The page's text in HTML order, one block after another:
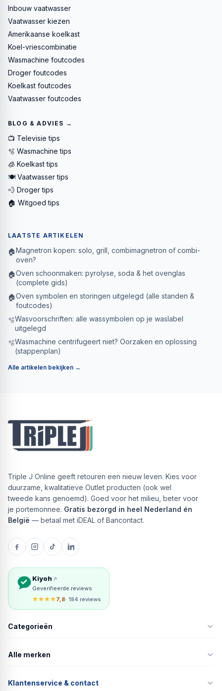
Inbouw vaatwasser
Vaatwasser kiezen
Amerikaanse koelkast
Koel-vriescombinatie
Wasmachine foutcodes
Droger foutcodes
Koelkast foutcodes
Vaatwasser foutcodes
BLOG & ADVIES →
📺 Televisie tips
🫧 Wasmachine tips
🧊 Koelkast tips
🍽️ Vaatwasser tips
💨 Droger tips
🏠 Witgoed tips
LAATSTE ARTIKELEN
🏠Magnetron kopen: solo, grill, combimagnetron of combi-
oven?
🏠Oven schoonmaken: pyrolyse, soda & het ovenglas
(complete gids)
🏠Oven symbolen en storingen uitgelegd (alle standen &
foutcodes)
🫧Wasvoorschriften: alle wassymbolen op je waslabel
uitgelegd
🫧Wasmachine centrifugeert niet? Oorzaken en oplossing
(stappenplan)
Alle artikelen bekijken →
Triple J Online geeft retouren een nieuw leven. Kies voor
duurzame, kwalitatieve Outlet producten (ook wel
tweede kans genoemd). Goed voor het milieu, beter voor
je portemonnee. Gratis bezorgd in heel Nederland én
België — betaal met iDEAL of Bancontact.
Kiyoh
Geverifieerde reviews
★★★★7,8· 184 reviews
Categorieën
Alle merken
Klantenservice & contact